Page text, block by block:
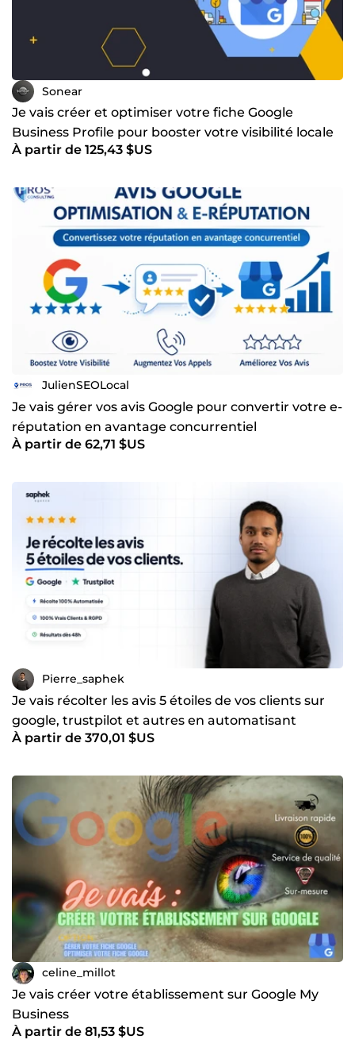
Sonear
Je vais créer et optimiser votre fiche Google
Business Profile pour booster votre visibilité locale
À partir de 125,43 $US
JulienSEOLocal
Je vais gérer vos avis Google pour convertir votre e-
réputation en avantage concurrentiel
À partir de 62,71 $US
Pierre_saphek
Je vais récolter les avis 5 étoiles de vos clients sur
google, trustpilot et autres en automatisant
À partir de 370,01 $US
celine_millot
Je vais créer votre établissement sur Google My
Business
À partir de 81,53 $US